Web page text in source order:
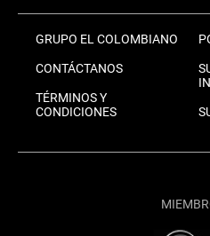
GRUPO EL COLOMBIANO
CONTÁCTANOS
TÉRMINOS Y
CONDICIONES